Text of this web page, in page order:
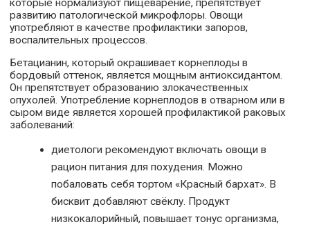
развитию патологической микрофлоры. Овощи
употребляют в качестве профилактики запоров,
воспалительных процессов.
Бетацианин, который окрашивает корнеплоды в
бордовый оттенок, является мощным антиоксидантом.
Он препятствует образованию злокачественных
опухолей. Употребление корнеплодов в отварном или в
сыром виде является хорошей профилактикой раковых
заболеваний:
диетологи рекомендуют включать овощи в
рацион питания для похудения. Можно
побаловать себя тортом «Красный бархат». В
бисквит добавляют свёклу. Продукт
низкокалорийный, повышает тонус организма,